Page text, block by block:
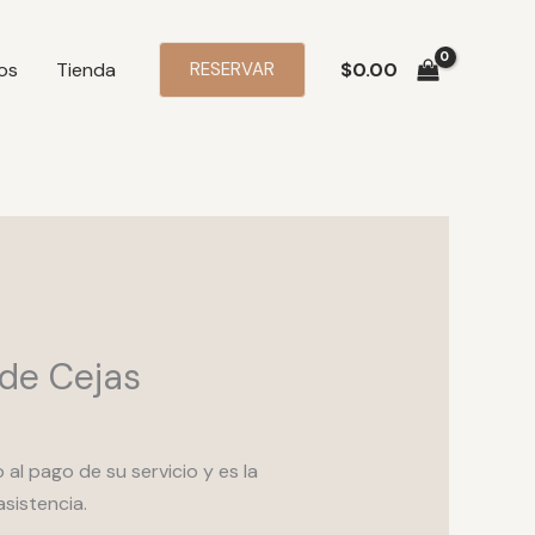
Tienda RESERVAR $0.00
Cejas
pago de su servicio y es la